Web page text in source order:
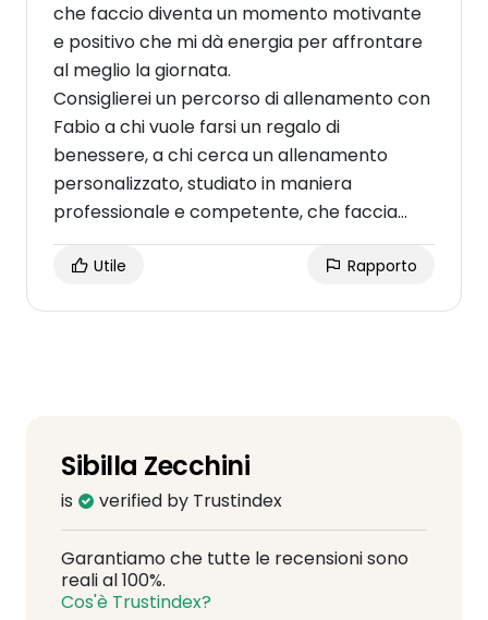
che faccio diventa un momento motivante
e positivo che mi dà energia per affrontare
al meglio la giornata.
Consiglierei un percorso di allenamento con
Fabio a chi vuole farsi un regalo di
benessere, a chi cerca un allenamento
personalizzato, studiato in maniera
professionale e competente, che faccia
ottenere il massimo risultato nel minor
tempo, mirato al raggiungimento dei tuoi
Utile Rapporto
Sibilla Zecchini
is verified by Trustindex
Garantiamo che tutte le recensioni sono
reali al 100%.
Cos'è Trustindex?